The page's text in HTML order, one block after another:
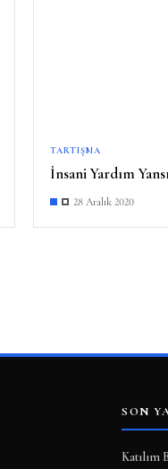
TARTIŞMA
İnsani Yardım
28 Aralık 2020
SON
Katılım